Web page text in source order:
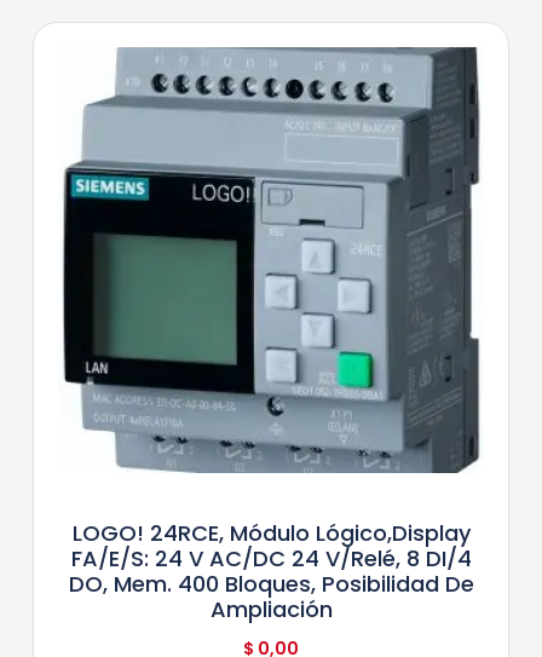
LOGO! 24RCE, Módulo Lógico,display
FA/E/S: 24 V AC/DC 24 V/relé, 8 DI/4
DO, Mem. 400 Bloques, Posibilidad De
Ampliación
$ 0,00